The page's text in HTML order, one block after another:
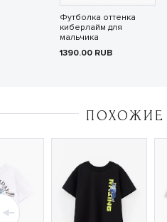
Футболка оттенка
киберлайм для
мальчика
1390.00 RUB
ПОХОЖИЕ